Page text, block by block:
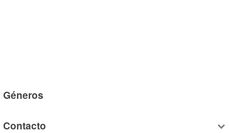
Géneros
Contacto